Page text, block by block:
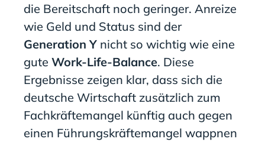
die Bereitschaft noch geringer. Anreize
wie Geld und Status sind der
Generation Y nicht so wichtig wie eine
gute Work-Life-Balance. Diese
Ergebnisse zeigen klar, dass sich die
deutsche Wirtschaft zusätzlich zum
Fachkräftemangel künftig auch gegen
einen Führungskräftemangel wappnen